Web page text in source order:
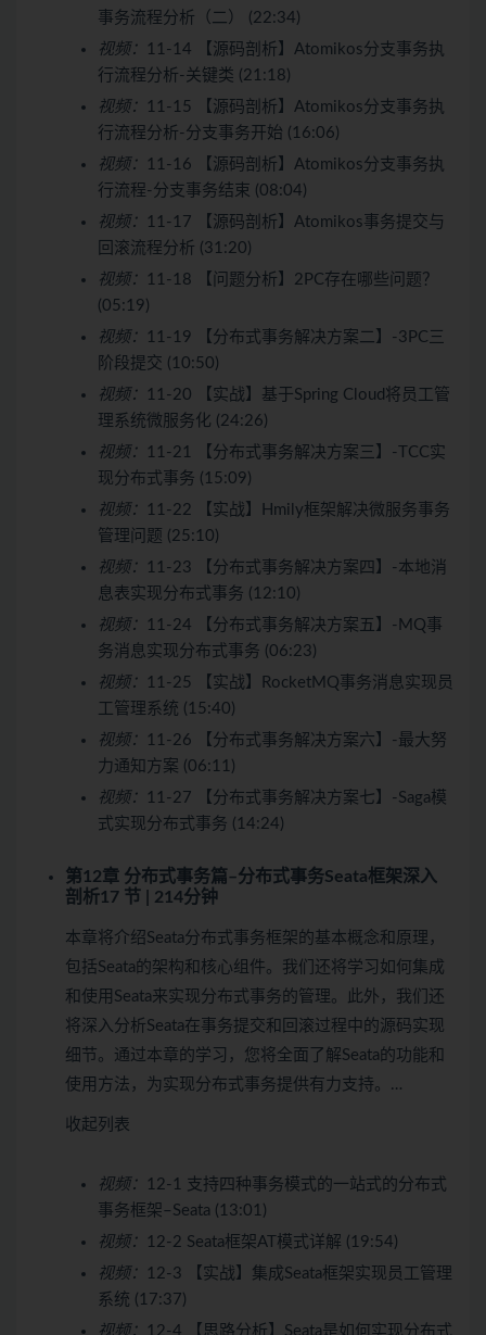
事务流程分析（二） (22:34)
视频：
11-14 【源码剖析】Atomikos分支事务执
行流程分析-关键类 (21:18)
视频：
11-15 【源码剖析】Atomikos分支事务执
行流程分析-分支事务开始 (16:06)
视频：
11-16 【源码剖析】Atomikos分支事务执
行流程-分支事务结束 (08:04)
视频：
11-17 【源码剖析】Atomikos事务提交与
回滚流程分析 (31:20)
视频：
11-18 【问题分析】2PC存在哪些问题？
(05:19)
视频：
11-19 【分布式事务解决方案二】-3PC三
阶段提交 (10:50)
视频：
11-20 【实战】基于Spring Cloud将员工管
理系统微服务化 (24:26)
视频：
11-21 【分布式事务解决方案三】-TCC实
现分布式事务 (15:09)
视频：
11-22 【实战】Hmily框架解决微服务事务
管理问题 (25:10)
视频：
11-23 【分布式事务解决方案四】-本地消
息表实现分布式事务 (12:10)
视频：
11-24 【分布式事务解决方案五】-MQ事
务消息实现分布式事务 (06:23)
视频：
11-25 【实战】RocketMQ事务消息实现员
工管理系统 (15:40)
视频：
11-26 【分布式事务解决方案六】-最大努
力通知方案 (06:11)
视频：
11-27 【分布式事务解决方案七】-Saga模
式实现分布式事务 (14:24)
第12章 分布式事务篇–分布式事务Seata框架深入
剖析17 节 | 214分钟
本章将介绍Seata分布式事务框架的基本概念和原理，
包括Seata的架构和核心组件。我们还将学习如何集成
和使用Seata来实现分布式事务的管理。此外，我们还
将深入分析Seata在事务提交和回滚过程中的源码实现
细节。通过本章的学习，您将全面了解Seata的功能和
使用方法，为实现分布式事务提供有力支持。…
收起列表
视频：
12-1 支持四种事务模式的一站式的分布式
事务框架–Seata (13:01)
视频：
12-2 Seata框架AT模式详解 (19:54)
视频：
12-3 【实战】集成Seata框架实现员工管理
系统 (17:37)
视频：
12-4 【思路分析】Seata是如何实现分布式